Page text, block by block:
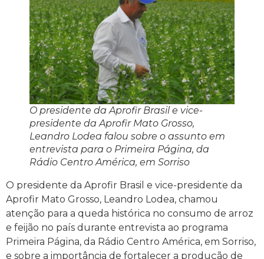
O presidente da Aprofir Brasil e vice-
presidente da Aprofir Mato Grosso,
Leandro Lodea falou sobre o assunto em
entrevista para o Primeira Página, da
Rádio Centro América, em Sorriso
O presidente da Aprofir Brasil e vice-presidente da
Aprofir Mato Grosso, Leandro Lodea, chamou
atenção para a queda histórica no consumo de arroz
e feijão no país durante entrevista ao programa
Primeira Página, da Rádio Centro América, em Sorriso,
e sobre a importância de fortalecer a produção de